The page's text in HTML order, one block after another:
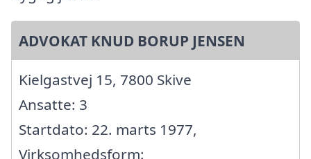
ADVOKAT KNUD BORUP JENSEN
Kielgastvej 15, 7800 Skive
Ansatte: 3
Startdato: 22. marts 1977,
Virksomhedsform: